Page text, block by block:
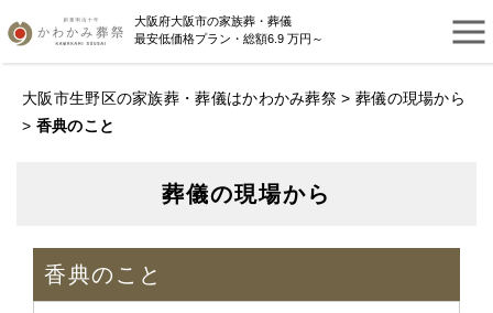
大阪府大阪市の家族葬・葬儀
最安低価格プラン・総額6.9 万円～
大阪市生野区の家族葬・葬儀はかわかみ葬祭 > 葬儀の現場から
> 香典のこと
葬儀の現場から
香典のこと